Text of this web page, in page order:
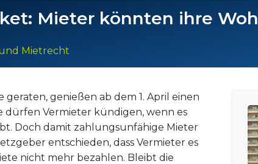
Mieter könnten ihre
Mietrecht
genießen ab dem 1. April einen
dürfen Vermieter kündigen, wenn es
Doch damit zahlungsunfähige Mieter
entschieden, dass Vermieter es
nicht mehr bezahlen. Bleibt die